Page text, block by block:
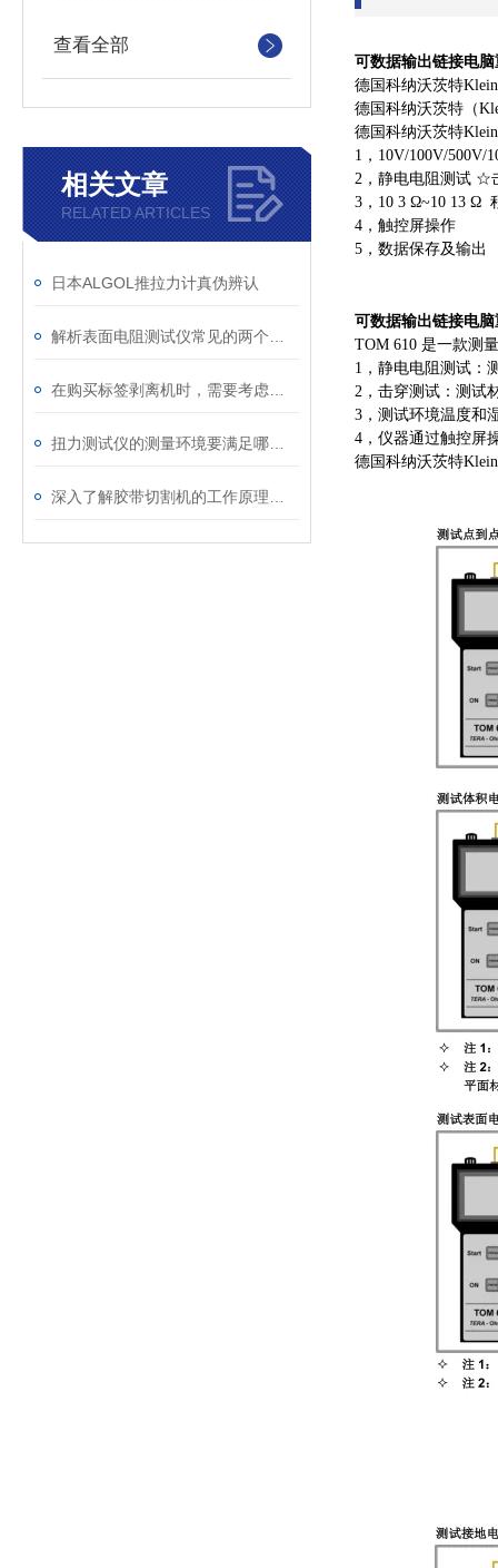
查看全部
相关文章
RELATED ARTICLES
日本ALGOL推拉力计真伪辨认
可数据输出链接电
德国科纳沃茨特
德国科纳沃茨特（
德国科纳沃茨特
1，10V/100V/
2，静电电阻测试 ☆
3，10 3 Ω~10 13 Ω
4，触控屏操作
5，数据保存及输出
可数据输出链接电
TOM 610 是一款测
1，静电电阻测试：
2，击穿测试：测试
3，测试环境温度和
4，仪器通过触控屏
德国科纳沃茨特